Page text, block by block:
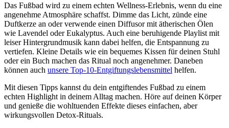
Das Fußbad wird zu einem echten Wellness-Erlebnis, wenn du eine
angenehme Atmosphäre schaffst. Dimme das Licht, zünde eine
Duftkerze an oder verwende einen Diffusor mit ätherischen Ölen
wie Lavendel oder Eukalyptus. Auch eine beruhigende Playlist mit
leiser Hintergrundmusik kann dabei helfen, die Entspannung zu
vertiefen. Kleine Details wie ein bequemes Kissen für deinen Stuhl
oder ein Buch machen das Ritual noch angenehmer. Daneben
können auch unsere Top-10-Entgiftungslebensmittel helfen.
Mit diesen Tipps kannst du dein entgiftendes Fußbad zu einem
echten Highlight in deinem Alltag machen. Höre auf deinen Körper
und genieße die wohltuenden Effekte dieses einfachen, aber
wirkungsvollen Detox-Rituals.